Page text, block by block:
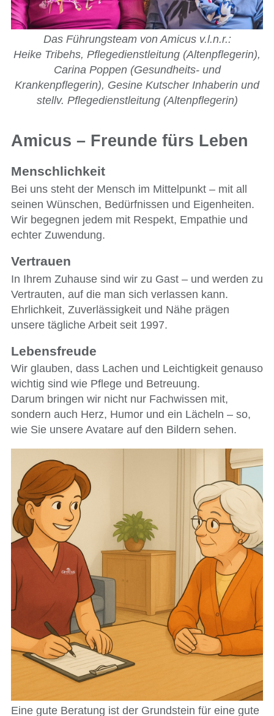
Das Führungsteam von Amicus v.l.n.r.:
Heike Tribehs, Pflegedienstleitung (Altenpflegerin),
Carina Poppen (Gesundheits- und
Krankenpflegerin), Gesine Kutscher Inhaberin und
stellv. Pflegedienstleitung (Altenpflegerin)
Amicus – Freunde fürs Leben
Menschlichkeit
Bei uns steht der Mensch im Mittelpunkt – mit all
seinen Wünschen, Bedürfnissen und Eigenheiten.
Wir begegnen jedem mit Respekt, Empathie und
echter Zuwendung.
Vertrauen
In Ihrem Zuhause sind wir zu Gast – und werden zu
Vertrauten, auf die man sich verlassen kann.
Ehrlichkeit, Zuverlässigkeit und Nähe prägen
unsere tägliche Arbeit seit 1997.
Lebensfreude
Wir glauben, dass Lachen und Leichtigkeit genauso
wichtig sind wie Pflege und Betreuung.
Darum bringen wir nicht nur Fachwissen mit,
sondern auch Herz, Humor und ein Lächeln – so,
wie Sie unsere Avatare auf den Bildern sehen.
Eine gute Beratung ist der Grundstein für eine gute